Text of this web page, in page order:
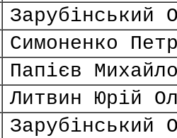
Зарубінський
Симоненко
Папієв
Литвин Юрій
Зарубінський